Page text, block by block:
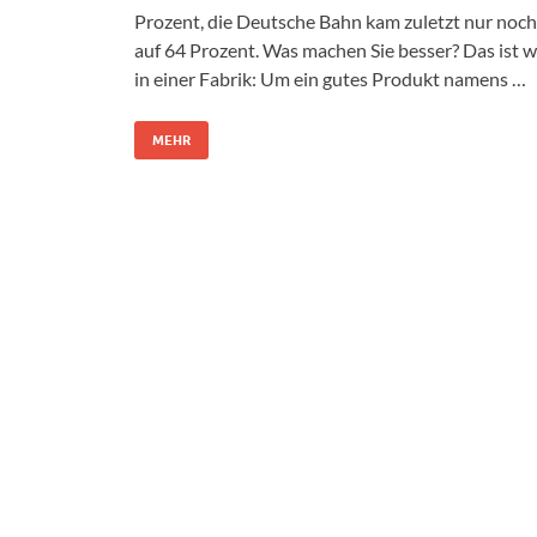
Prozent, die Deutsche Bahn kam zuletzt nur noch
auf 64 Prozent. Was machen Sie besser? Das ist
in einer Fabrik: Um ein gutes Produkt namens …
MEHR